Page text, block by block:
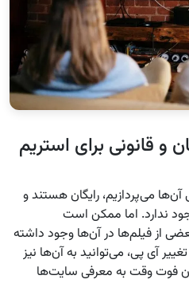
و قانونی برای استریم
می‌پردازیم، رایگان هستند و
ندارد. اما ممکن است
از فیلم‌ها در آن‌ها وجود داشته
آی پی، می‌توانید به آن‌ها نیز
فوت وقت به معرفی سایت‌ها